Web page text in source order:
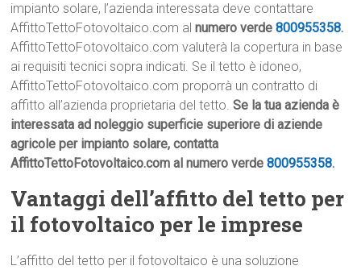
impianto solare, l’azienda interessata deve contattare
AffittoTettoFotovoltaico.com alnumero verde800955358.
AffittoTettoFotovoltaico.com valuterà la copertura in base
ai requisiti tecnici sopra indicati. Se il tetto è idoneo,
AffittoTettoFotovoltaico.com proporrà un contratto di
affitto all’azienda proprietaria del tetto.Se la tua azienda è
interessata ad noleggio superficie superiore di aziende
agricole per impianto solare, contatta
AffittoTettoFotovoltaico.com al numero verde800955358.
Vantaggi dell’affitto del tetto per
il fotovoltaico per le imprese
L’affitto del tetto per il fotovoltaico è una soluzione